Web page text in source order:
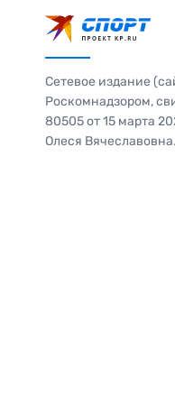
Сетевое издание
Роскомнадзором,
80505 от 15 марта
Олеся Вячеславовна.